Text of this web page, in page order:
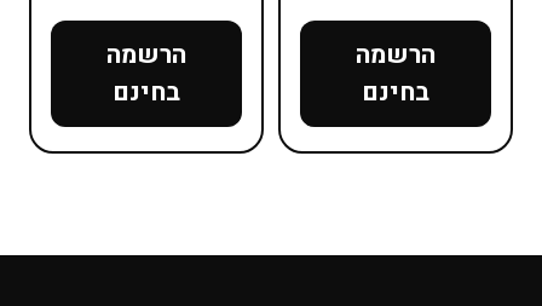
הרשמה
בחינם
הרשמה
בחינם